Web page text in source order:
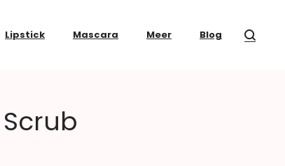
Lipstick Mascara Meer Blog